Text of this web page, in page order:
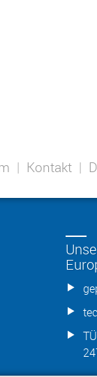
| Kontakt |